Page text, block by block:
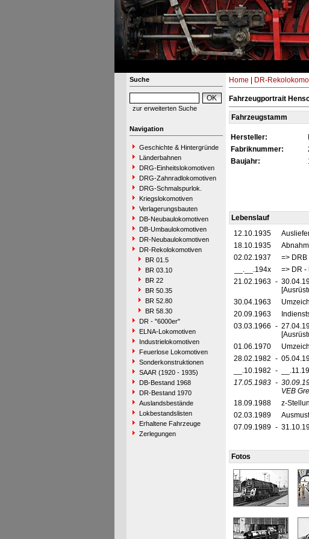
Suche
zur erweiterten Suche
Navigation
Geschichte & Hintergründe
Länderbahnen
DRG-Einheitslokomotiven
DRG-Zahnradlokomotiven
DRG-Schmalspurlok.
Kriegslokomotiven
Verlagerungsbauten
DB-Neubaulokomotiven
DB-Umbaulokomotiven
DR-Neubaulokomotiven
DR-Rekolokomotiven
BR 01.5
BR 03.10
BR 22
BR 50.35
BR 52.80
BR 58.30
DR - "6000er"
ELNA-Lokomotiven
Industrielokomotiven
Feuerlose Lokomotiven
Sonderkonstruktionen
SAAR (1920 - 1935)
DB-Bestand 1968
DR-Bestand 1970
Auslandsbestände
Lokbestandslisten
Erhaltene Fahrzeuge
Zerlegungen
Home DR-
Fahrzeugportrait
Fahrzeugstamm
Hersteller:
Fabriknummer:
Baujahr:
Lebenslauf
12.10.1935
18.10.1935
02.02.1937
=>
__.__.194x
=> DR -
21.02.1963 -
30.04.1963
20.09.1963
03.03.1966 -
01.06.1970
28.02.1982 -
__.10.1982 -
17.05.1983 -
VEB
18.09.1988
z-
02.03.1989
07.09.1989 -
Fotos